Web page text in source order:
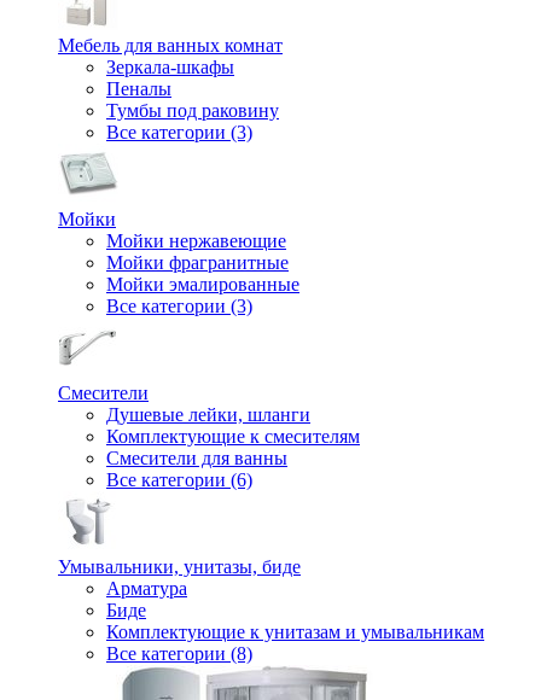
Мебель для ванных комнат
Зеркала-шкафы
Пеналы
Тумбы под раковину
Все категории (3)
Мойки
Мойки нержавеющие
Мойки фрагранитные
Мойки эмалированные
Все категории (3)
Смесители
Душевые лейки, шланги
Комплектующие к смесителям
Смесители для ванны
Все категории (6)
Умывальники, унитазы, биде
Арматура
Биде
Комплектующие к унитазам и умывальникам
Все категории (8)